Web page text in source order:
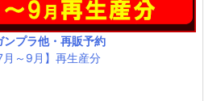
ンプラ他・再販予約
月～9月】再生産分